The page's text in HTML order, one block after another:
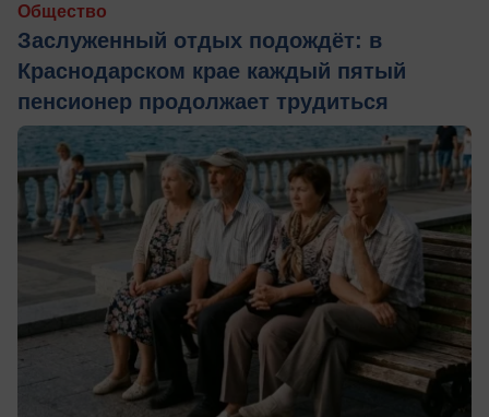
Общество
Заслуженный отдых подождёт: в
Краснодарском крае каждый пятый
пенсионер продолжает трудиться